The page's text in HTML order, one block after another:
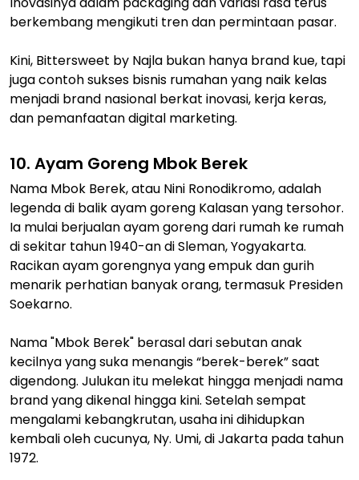
berkembang mengikuti tren dan permintaan pasar.
Kini, Bittersweet by Najla bukan hanya brand kue, tapi
juga contoh sukses bisnis rumahan yang naik kelas
menjadi brand nasional berkat inovasi, kerja keras,
dan pemanfaatan digital marketing.
10. Ayam Goreng Mbok Berek
Nama Mbok Berek, atau Nini Ronodikromo, adalah
legenda di balik ayam goreng Kalasan yang tersohor.
Ia mulai berjualan ayam goreng dari rumah ke rumah
di sekitar tahun 1940-an di Sleman, Yogyakarta.
Racikan ayam gorengnya yang empuk dan gurih
menarik perhatian banyak orang, termasuk Presiden
Soekarno.
Nama "Mbok Berek" berasal dari sebutan anak
kecilnya yang suka menangis “berek-berek” saat
digendong. Julukan itu melekat hingga menjadi nama
brand yang dikenal hingga kini. Setelah sempat
mengalami kebangkrutan, usaha ini dihidupkan
kembali oleh cucunya, Ny. Umi, di Jakarta pada tahun
1972.